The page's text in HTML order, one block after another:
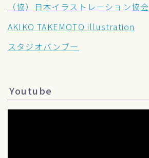
（協）日本イラストレーション協会
AKIKO TAKEMOTO illustration
スタジオバンブー
Youtube